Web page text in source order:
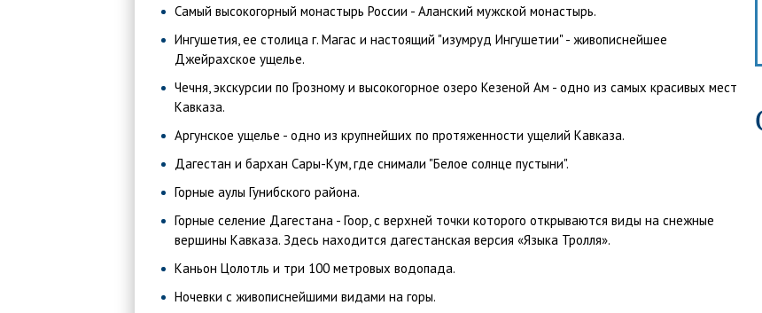
Самый высокогорный монастырь России - Аланский мужской монастырь.
Ингушетия, ее столица г. Магас и настоящий "изумруд Ингушетии" - живописнейшее
Джейрахское ущелье.
Чечня, экскурсии по Грозному и высокогорное озеро Кезеной Ам - одно из самых красивых мест
Кавказа.
Аргунское ущелье - одно из крупнейших по протяженности ущелий Кавказа.
Дагестан и бархан Сары-Кум, где снимали "Белое солнце пустыни".
Горные аулы Гунибского района.
Горные селение Дагестана - Гоор, с верхней точки которого открываются виды на снежные
вершины Кавказа. Здесь находится дагестанская версия «Языка Тролля».
Каньон Цолотль и три 100 метровых водопада.
Ночевки с живописнейшими видами на горы.